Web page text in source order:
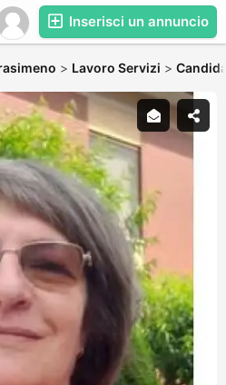
Inserisci un annuncio
> Lavoro Servizi >